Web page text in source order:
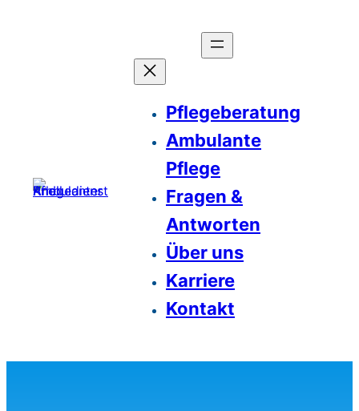
Pflegeberatung
Ambulante
Pflege
Fragen &
Antworten
Über uns
Karriere
Kontakt